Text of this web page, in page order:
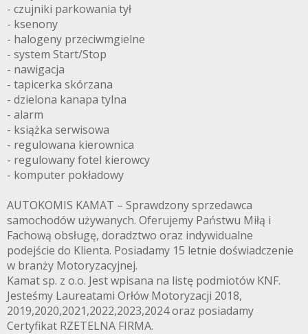
- czujniki parkowania tył
- ksenony
- halogeny przeciwmgielne
- system Start/Stop
- nawigacja
- tapicerka skórzana
- dzielona kanapa tylna
- alarm
- książka serwisowa
- regulowana kierownica
- regulowany fotel kierowcy
- komputer pokładowy
AUTOKOMIS KAMAT – Sprawdzony sprzedawca
samochodów używanych. Oferujemy Państwu Miłą i
Fachową obsługę, doradztwo oraz indywidualne
podejście do Klienta. Posiadamy 15 letnie doświadczenie
w branży Motoryzacyjnej.
Kamat sp. z o.o. Jest wpisana na listę podmiotów KNF.
Jesteśmy Laureatami Orłów Motoryzacji 2018,
2019,2020,2021,2022,2023,2024 oraz posiadamy
Certyfikat RZETELNA FIRMA.